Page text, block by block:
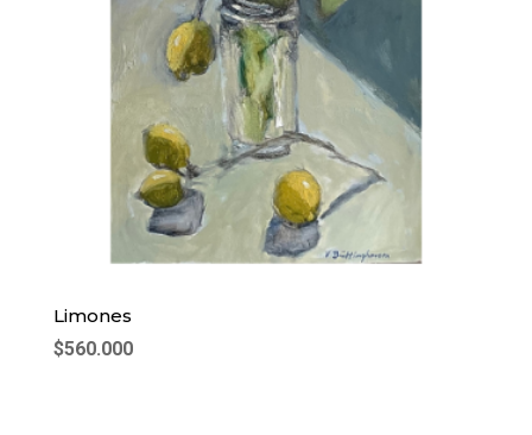
Limones
$560.000